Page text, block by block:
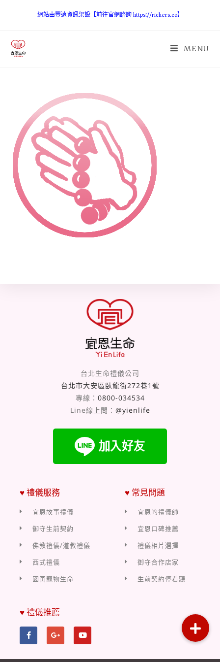
網站由豐遠資訊架設【前往官網諮詢 https://richers.co】
MENU
台北生命禮儀公司
台北市大安區臥龍街272巷1號
專線： 0800-034534
Line線上問： @yienlife
♥ 禮儀服務
宜恩故事禮儀
御守生前契約
佛教禮儀/道教禮儀
西式禮儀
囡囝寵物生命
♥ 常見問題
宜恩的禮儀師
宜恩口碑推薦
禮儀相片選擇
御守合作店家
生前契約停看聽
♥ 禮儀推薦